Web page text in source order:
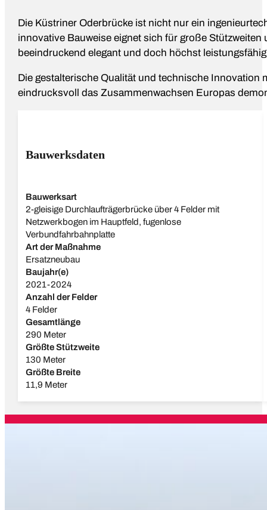
Bauwerksdaten
Bauwerksart
2-gleisige Durchlaufträgerbrücke über 4 Felder mit
Netzwerkbogen im Hauptfeld, fugenlose
Verbundfahrbahnplatte
Art der Maßnahme
Ersatzneubau
Baujahr(e)
2021-2024
Anzahl der Felder
4 Felder
Gesamtlänge
290 Meter
Größte Stützweite
130 Meter
Größte Breite
11,9 Meter
Die Küstriner Oderbrücke ist nicht nur ein
innovative Bauweise eignet sich für große
beeindruckend elegant und doch höchst
Die gestalterische Qualität und technische Innovation
eindrucksvoll das Zusammenwachsen Europas